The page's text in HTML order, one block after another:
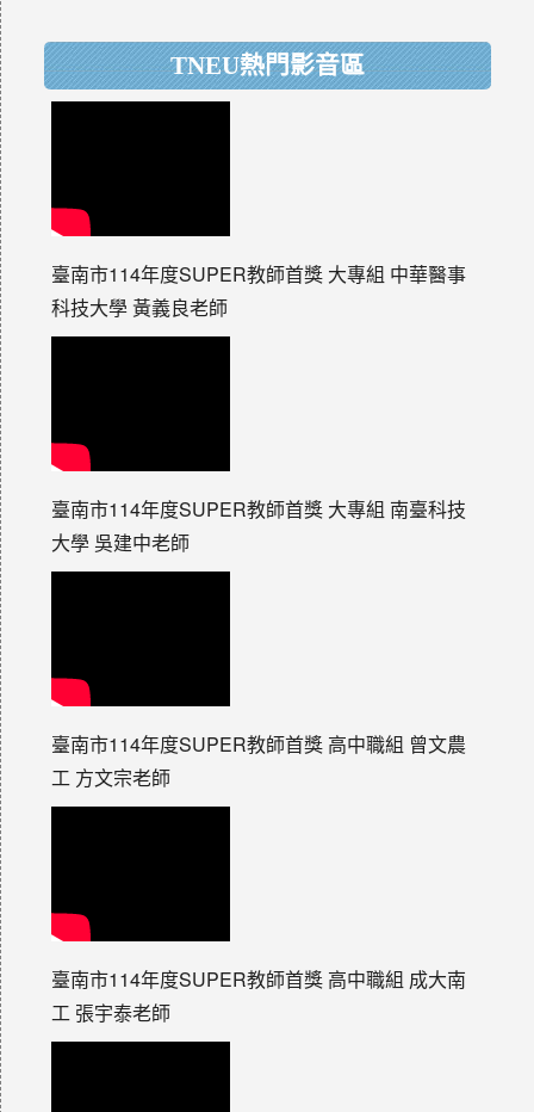
TNEU熱門影音區
臺南市114年度SUPER教師首獎 大專組 中華醫事
科技大學 黃義良老師
臺南市114年度SUPER教師首獎 大專組 南臺科技
大學 吳建中老師
臺南市114年度SUPER教師首獎 高中職組 曾文農
工 方文宗老師
臺南市114年度SUPER教師首獎 高中職組 成大南
工 張宇泰老師